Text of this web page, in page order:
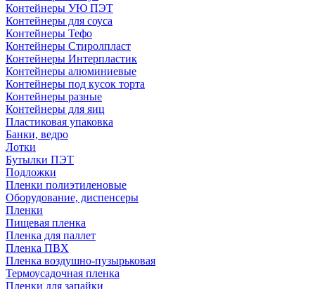
Контейнеры УЮ ПЭТ
Контейнеры для соуса
Контейнеры Тефо
Контейнеры Стиролпласт
Контейнеры Интерпластик
Контейнеры алюминиевые
Контейнеры под кусок торта
Контейнеры разные
Контейнеры для яиц
Пластиковая упаковка
Банки, ведро
Лотки
Бутылки ПЭТ
Подложки
Пленки полиэтиленовые
Оборудование, диспенсеры
Пленки
Пищевая пленка
Пленка для паллет
Пленка ПВХ
Пленка воздушно-пузырьковая
Термоусадочная пленка
Пленки для запайки